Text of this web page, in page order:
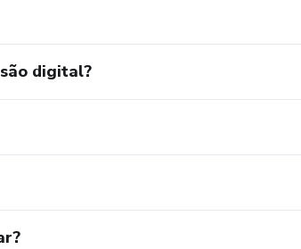
digital?